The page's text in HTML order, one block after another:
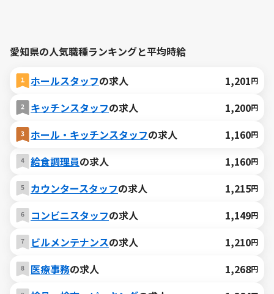
愛知県の人気職種ランキングと平均時給
ホールスタッフの求人 1,201円
キッチンスタッフの求人 1,200円
ホール・キッチンスタッフの求人 1,160円
給食調理員の求人 1,160円
カウンタースタッフの求人 1,215円
コンビニスタッフの求人 1,149円
ビルメンテナンスの求人 1,210円
医療事務の求人 1,268円